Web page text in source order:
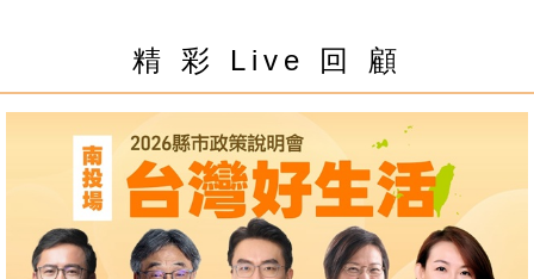
精 彩 Live 回 顧